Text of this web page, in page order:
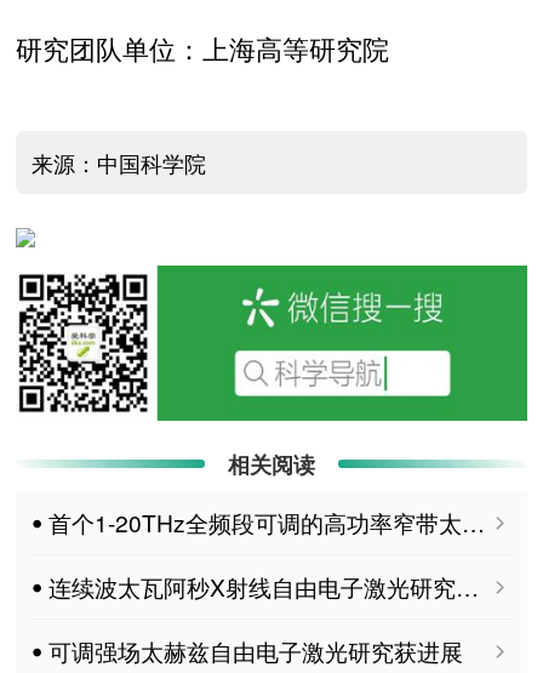
研究团队单位：上海高等研究院
来源：中国科学院
相关阅读
ꔷ 首个1-20THz全频段可调的高功率窄带太赫兹光源
ꔷ 连续波太瓦阿秒X射线自由电子激光研究取得进展
ꔷ 可调强场太赫兹自由电子激光研究获进展